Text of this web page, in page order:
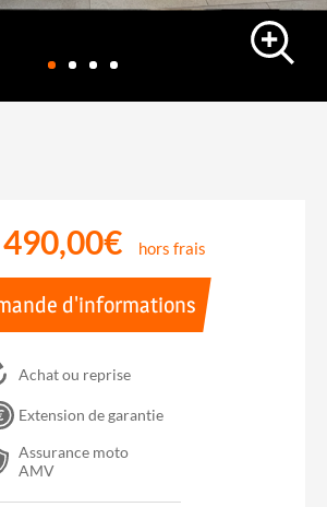
hors frais
d'informations
Achat ou reprise
Extension de garantie
Assurance moto
AMV